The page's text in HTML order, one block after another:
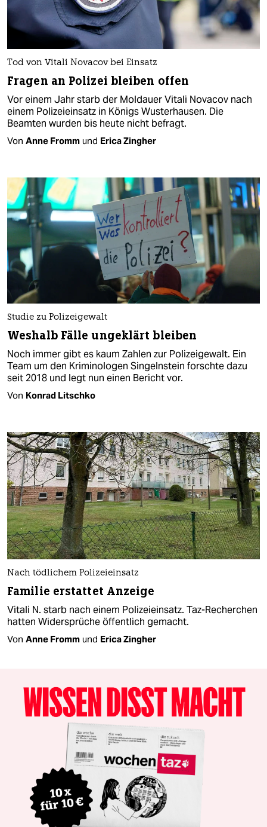
Tod von Vitali Novacov bei Einsatz
Fragen an Polizei bleiben offen
Vor einem Jahr starb der Moldauer Vitali Novacov nach
einem Polizeieinsatz in Königs Wusterhausen. Die
Beamten wurden bis heute nicht befragt.
Von Anne Fromm und Erica Zingher
Studie zu Polizeigewalt
Weshalb Fälle ungeklärt bleiben
Noch immer gibt es kaum Zahlen zur Polizeigewalt. Ein
Team um den Kriminologen Singelnstein forschte dazu
seit 2018 und legt nun einen Bericht vor.
Von Konrad Litschko
Nach tödlichem Polizeieinsatz
Familie erstattet Anzeige
Vitali N. starb nach einem Polizeieinsatz. Taz-Recherchen
hatten Widersprüche öffentlich gemacht.
Von Anne Fromm und Erica Zingher